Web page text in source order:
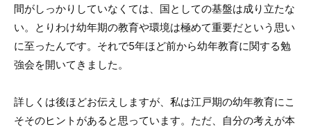
間がしっかりしていなくては、国としての基盤は成り立たな
い。とりわけ幼年期の教育や環境は極めて重要だという思い
に至ったんです。それで5年ほど前から幼年教育に関する勉
強会を開いてきました。
詳しくは後ほどお伝えしますが、私は江戸期の幼年教育にこ
そそのヒントがあると思っています。ただ、自分の考えが本